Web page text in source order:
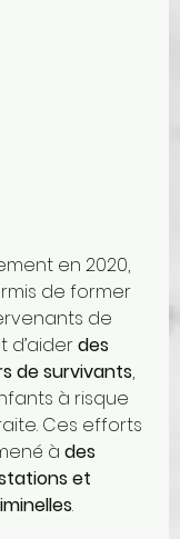
en 2020,
de former
de
d’aider des
de survivants,
à risque
Ces efforts
à des
et
.